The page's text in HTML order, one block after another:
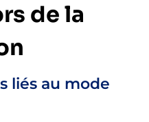
de la
liés au mode